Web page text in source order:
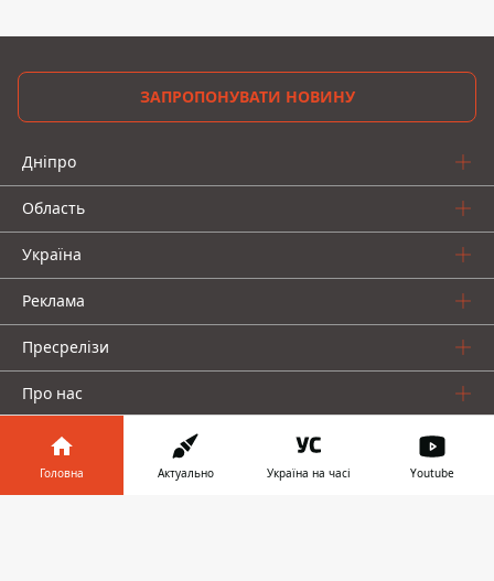
ЗАПРОПОНУВАТИ НОВИНУ
Дніпро
Область
Україна
Реклама
Пресрелізи
Про нас
Головна Актуально Україна на часі Youtube